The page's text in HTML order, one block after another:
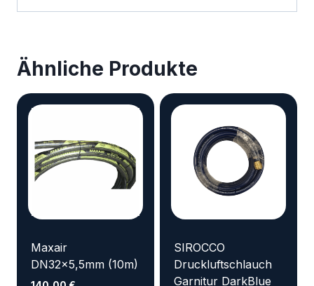
Ähnliche Produkte
Maxair
DN32x5,5mm (10m)
SIROCCO
Druckluftschlauch
Garnitur DarkBlue